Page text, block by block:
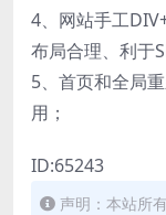
4、网站手工
布局合理、利于
5、首页和全局
用；
ID:65243
声明：本站所